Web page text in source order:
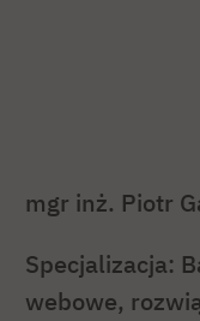
mgr inż. Piotr
Specjalizacja:
webowe,